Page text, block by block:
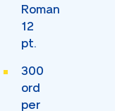
Roman
12
pt.
300
ord
per